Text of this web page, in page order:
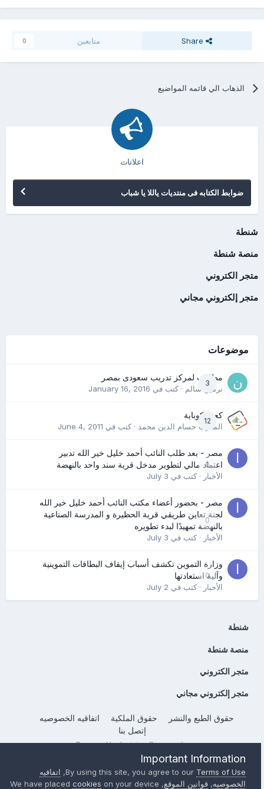
Share متابعين 0
الذهاب الي قائمه المواضيع
اعلانات
ضوابط الكتابه فى منتديات ياللا يا شباب
شنطة
منصة شنطة
متجر الكتروني
متجر إلكتروني مجاني
موضوعات
3
مطلوب لمركز تدريب سعودى بمصر
نرمين سالم· كتب في January 16, 2016
12
كعب كوباية
المدرب حسام الدين محمد· كتب في June 4, 2011
0
مصر - بعد طلب النائب أحمد خليل خير الله تدبير
اعتماد مالي لتطوير مدخل قرية سند واحد بالنهضة
الأخبار· كتب في July 3
0
مصر - بحضور أعضاء مكتب النائب أحمد خليل خير الله
لجنة تعاين طريقي قرية الحظيرة و المدرسة الصناعية
بالنهضة تمهيدًا لبدء تطويره
الأخبار· كتب في July 3
0
وزارة التموين تكشف أسباب إيقاف البطاقات التموينية
وآلية استعادتها
الأخبار· كتب في July 2
شنطة
منصة شنطة
متجر الكتروني
متجر إلكتروني مجاني
حقوق الطبع والنشر حقوق الملكية
اتفاقيه الخصوصيه
إتصل بنا
Powered by Invision Community
Important Information
By using this site, you agree to ourTerms of Use
, اتفاقيه
الخصوصيه, قوانين الموقع, We have placed
cookies on your device